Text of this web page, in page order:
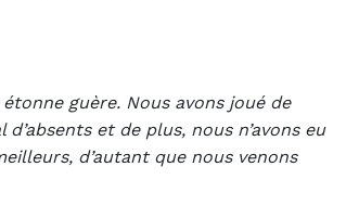
étonne guère. Nous avons joué de
et de plus, nous n’avons eu
d’autant que nous venons